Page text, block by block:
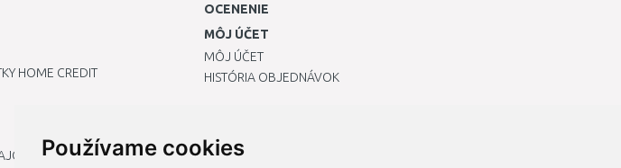
Používame cookies
HOME CREDIT
OCENENIE
MÔJ ÚČET
MÔJ ÚČET
HISTÓRIA OBJEDNÁVOK